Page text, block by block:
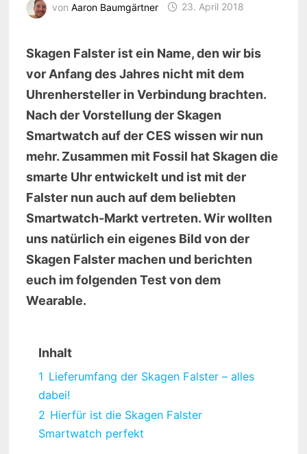
von Aaron Baumgärtner 23. April 2018
Skagen Falster ist ein Name, den wir bis
vor Anfang des Jahres nicht mit dem
Uhrenhersteller in Verbindung brachten.
Nach der Vorstellung der Skagen
Smartwatch auf der CES wissen wir nun
mehr. Zusammen mit Fossil hat Skagen die
smarte Uhr entwickelt und ist mit der
Falster nun auch auf dem beliebten
Smartwatch-Markt vertreten. Wir wollten
uns natürlich ein eigenes Bild von der
Skagen Falster machen und berichten
euch im folgenden Test von dem
Wearable.
Inhalt
1 Lieferumfang der Skagen Falster – alles
dabei!
2 Hierfür ist die Skagen Falster
Smartwatch perfekt